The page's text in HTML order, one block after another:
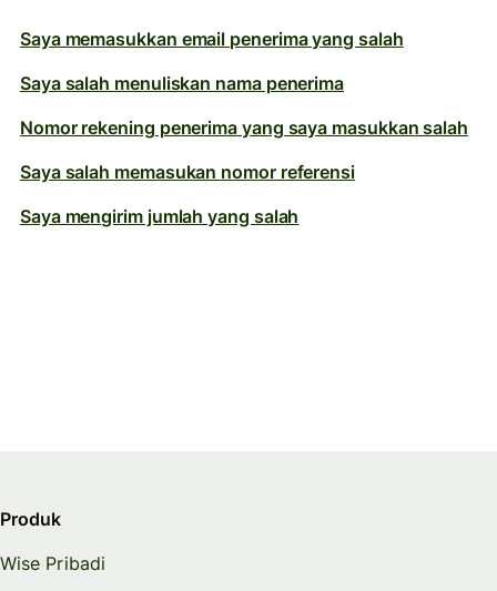
Saya memasukkan email penerima yang salah
Saya salah menuliskan nama penerima
Nomor rekening penerima yang saya masukkan salah
Saya salah memasukan nomor referensi
Saya mengirim jumlah yang salah
Produk
Wise Pribadi